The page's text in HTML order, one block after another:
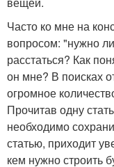
Часто ко мне на
вопросом: "нужно
расстаться? Как
он мне? В поисках
огромное
Прочитав одну
необходимо
статью, приходит
кем нужно строить